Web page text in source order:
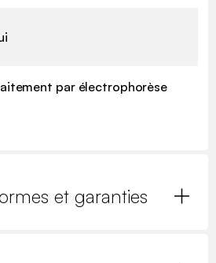
par électrophorèse
et garanties